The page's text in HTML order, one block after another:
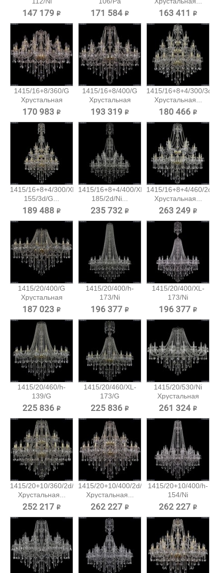
Хрустальная...
147 179 ₽
Хрустальная...
171 584 ₽ 163 411 ₽
1415/16+8/360/G
Хрустальная
подвесная...
170 983 ₽
1415/16+8/400/G
Хрустальная
подвесная...
193 319 ₽
1415/16+8+4/300/3d/G
Хрустальная...
180 466 ₽
1415/16+8+4/300/XL-
155/3d/G...
189 488 ₽
1415/16+8+4/400/XL-
185/2d/Ni...
235 732 ₽
1415/16+8+4/460/2d/G
Хрустальная...
263 249 ₽
1415/20/400/G
Хрустальная
подвесная...
187 023 ₽
1415/20/400/h-
173/Ni
Хрустальная...
196 377 ₽
1415/20/400/XL-
173/Ni
Хрустальная...
196 377 ₽
1415/20/460/h-
139/G
Хрустальная...
225 836 ₽
1415/20/460/XL-
173/G
Хрустальная...
225 836 ₽
1415/20/530/Ni
Хрустальная
подвесная...
261 324 ₽
1415/20+10/360/2d/G
Хрустальная...
252 217 ₽
1415/20+10/400/2d/G
Хрустальная...
262 227 ₽
1415/20+10/400/h-
154/Ni
Хрустальная...
262 227 ₽